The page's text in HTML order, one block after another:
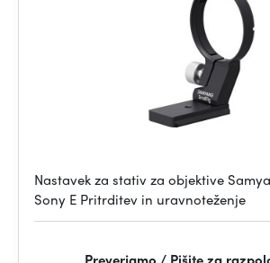
Nastavek za stativ za objektive
Sony E Pritrditev in uravnoteženje
Preverjamo / Pišite za